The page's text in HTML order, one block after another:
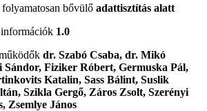
bővülő adattisztítás alatt
1.0
dr. Szabó Csaba, dr. Mikó
Sándor, Fiziker Róbert, Germuska Pál,
Katalin, Sass Bálint, Suslik
Szikla Gergő, Záros Zsolt, Szerényi
Zsemlye János